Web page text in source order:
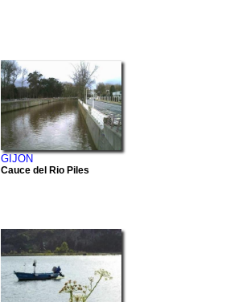
GIJON
Cauce del Rio Piles